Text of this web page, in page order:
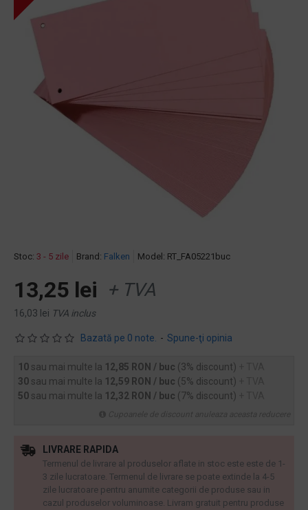
Stoc: 3 - 5 zile Brand: Falken Model: RT_FA05221buc
Bazată pe 0 note. - Spune-ţi opinia
13,25 lei + TVA
16,03 lei TVA inclus
10 sau mai multe la 12,85 RON / buc (3% discount)
30 sau mai multe la 12,59 RON / buc (5% discount)
50 sau mai multe la 12,32 RON / buc (7% discount)
LIVRARE RAPIDA
Termenul de livrare al produselor aflate in stoc este este de 1-
3 zile lucratoare. Termenul de livrare se poate extinde la 4-5
zile lucratoare pentru anumite categorii de produse sau in
cazul produselor voluminoase. Livram gratuit pentru produse